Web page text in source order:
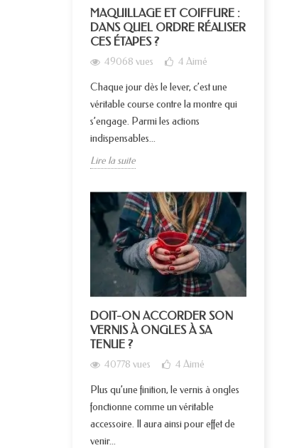
MAQUILLAGE ET COIFFURE :
DANS QUEL ORDRE RÉALISER
CES ÉTAPES ?
49068 vues 4 Aimé
Chaque jour dès le lever, c’est une
véritable course contre la montre qui
s’engage. Parmi les actions
indispensables...
Lire la suite
DOIT-ON ACCORDER SON
VERNIS À ONGLES À SA
TENUE ?
40778 vues 4 Aimé
Plus qu’une finition, le vernis à ongles
fonctionne comme un véritable
accessoire. Il aura ainsi pour effet de
venir...